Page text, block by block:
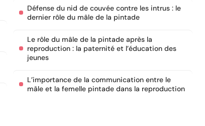
Défense du nid de couvée contre les intrus : le
dernier rôle du mâle de la pintade
Le rôle du mâle de la pintade après la
reproduction : la paternité et l’éducation des
jeunes
L’importance de la communication entre le
mâle et la femelle pintade dans la reproduction